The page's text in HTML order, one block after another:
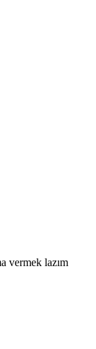
vermek lazım